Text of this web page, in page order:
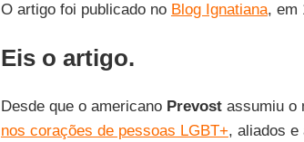
O artigo foi publicado no Blog Ignatiana, em
Eis o artigo.
Desde que o americanoPrevostassumiu o
nos corações de pessoas LGBT+, aliados e